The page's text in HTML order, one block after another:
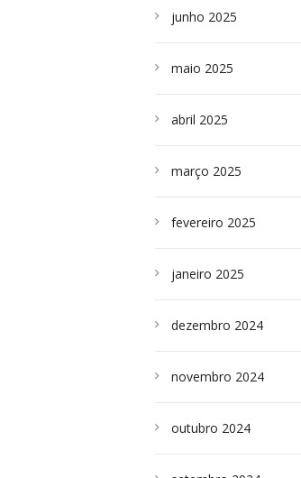
junho 2025
maio 2025
abril 2025
março 2025
fevereiro 2025
janeiro 2025
dezembro 2024
novembro 2024
outubro 2024